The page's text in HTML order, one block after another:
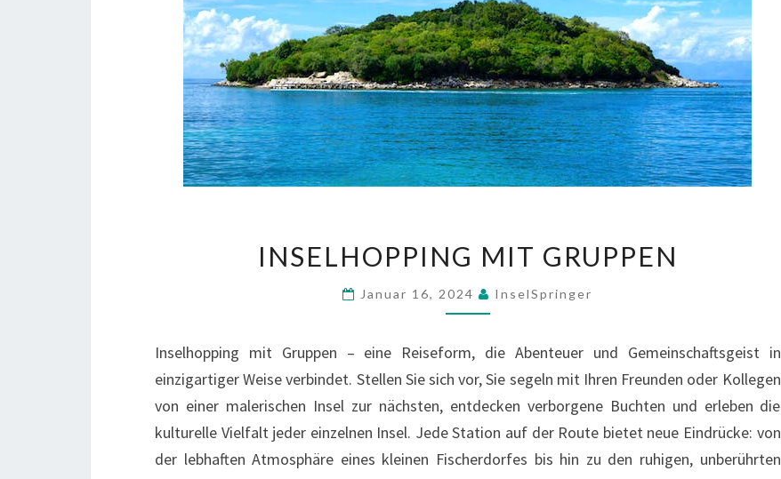
MIT
INSELHOPPING MIT GRUPPEN
Januar 16, 2024 InselSpringer
Inselhopping mit Gruppen – eine Reiseform, die Abenteuer und Gemeinschaftsgeist in
einzigartiger Weise verbindet. Stellen Sie sich vor, Sie segeln mit Ihren Freunden oder Kollegen
von einer malerischen Insel zur nächsten, entdecken verborgene Buchten und erleben die
kulturelle Vielfalt jeder einzelnen Insel. Jede Station auf der Route bietet neue Eindrücke: von
der lebhaften Atmosphäre eines kleinen Fischerdorfes bis hin zu den ruhigen, unberührten